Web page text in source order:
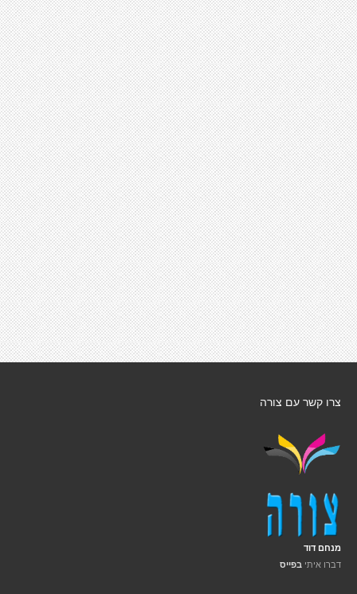
צרו קשר עם צורה
מנחם דוד
דברו איתי בפייס